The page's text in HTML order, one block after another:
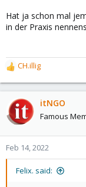
Hat ja schon mal
in der Praxis
R
e
a
t
o
n
CH.illig
itNGO
Famous
Feb 14, 2022
Felix. said: